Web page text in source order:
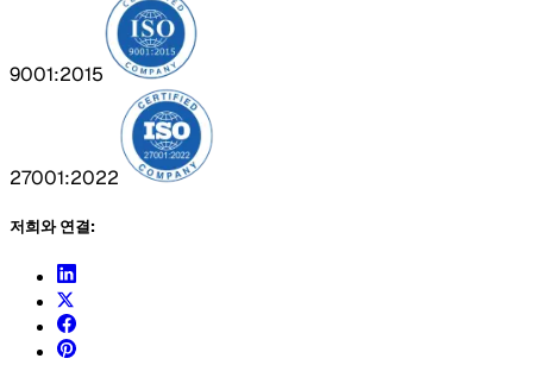
9001:2015
27001:2022
저희와 연결: